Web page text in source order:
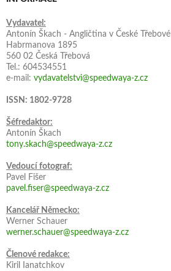
Vydavatel:
Antonín Škach - Angličtina v České Třebové
Habrmanova 1895
560 02 Česká Třebová
Tel.: 604534551
e-mail: vydavatelstvi@speedwaya-z.cz
ISSN: 1802-9728
Šéfredaktor:
Antonín Škach
tony.skach@speedwaya-z.cz
Vedoucí fotograf:
Pavel Fišer
pavel.fiser@speedwaya-z.cz
Kancelář Německo:
Werner Schauer
werner.schauer@speedwaya-z.cz
Členové redakce:
Kiril Ianatchkov